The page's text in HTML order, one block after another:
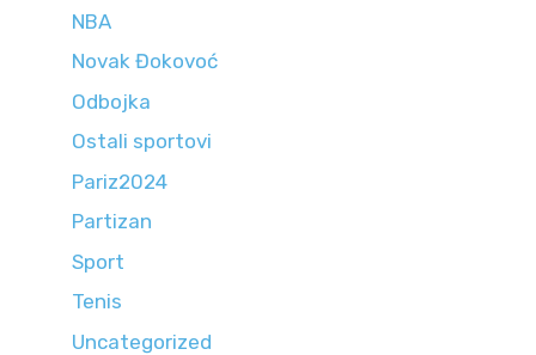
NBA
Novak Đokovoć
Odbojka
Ostali sportovi
Pariz2024
Partizan
Sport
Tenis
Uncategorized